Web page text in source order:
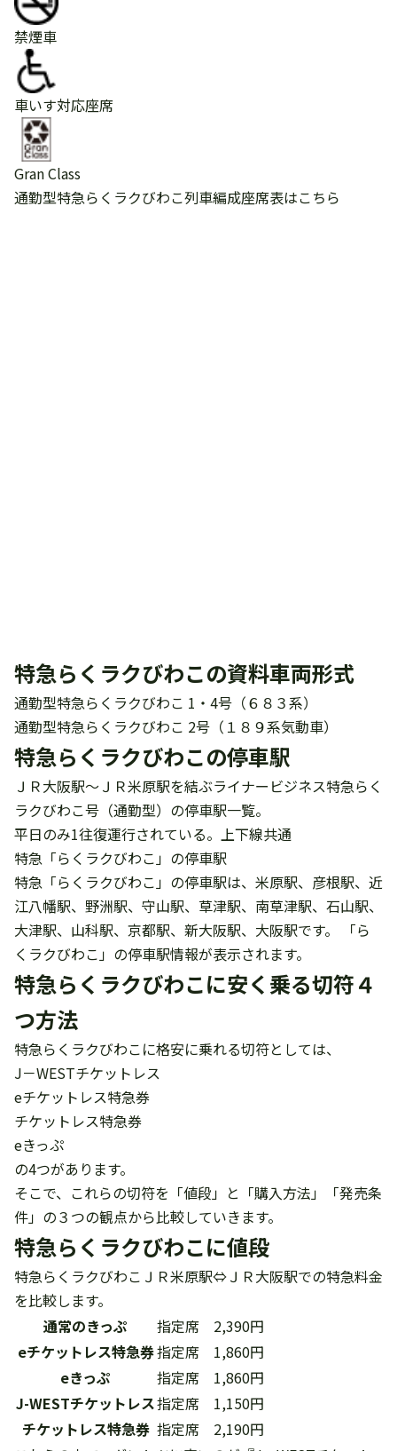
禁煙車
車いす対応座席
Gran Class
通勤型特急らくラクびわこ列車編成座席表はこちら
特急らくラクびわこの資料車両形式
通勤型特急らくラクびわこ 1・4号（６８３系）
通勤型特急らくラクびわこ 2号（１８９系気動車）
特急らくラクびわこの停車駅
ＪＲ大阪駅～ＪＲ米原駅を結ぶライナービジネス特急らく
ラクびわこ号（通勤型）の停車駅一覧。
平日のみ1往復運行されている。上下線共通
特急「らくラクびわこ」の停車駅
特急「らくラクびわこ」の停車駅は、米原駅、彦根駅、近
江八幡駅、野洲駅、守山駅、草津駅、南草津駅、石山駅、
大津駅、山科駅、京都駅、新大阪駅、大阪駅です。 「ら
くラクびわこ 」の停車駅情報が表示されます。
特急らくラクびわこに安く乗る切符４
つ方法
特急らくラクびわこに格安に乗れる切符としては、
J－WESTチケットレス
eチケットレス特急券
チケットレス特急券
eきっぷ
の4つがあります。
そこで、これらの切符を「値段」と「購入方法」「発売条
件」の３つの観点から比較していきます。
特急らくラクびわこに値段
特急らくラクびわこＪＲ米原駅⇔ＪＲ大阪駅での特急料金
を比較します。
通常のきっぷ
指定席 2,390円
eチケットレス特急券指定席 1,860円
eきっぷ
指定席 1,860円
J-WESTチケットレス指定席 1,150円
チケットレス特急券 指定席 2,190円